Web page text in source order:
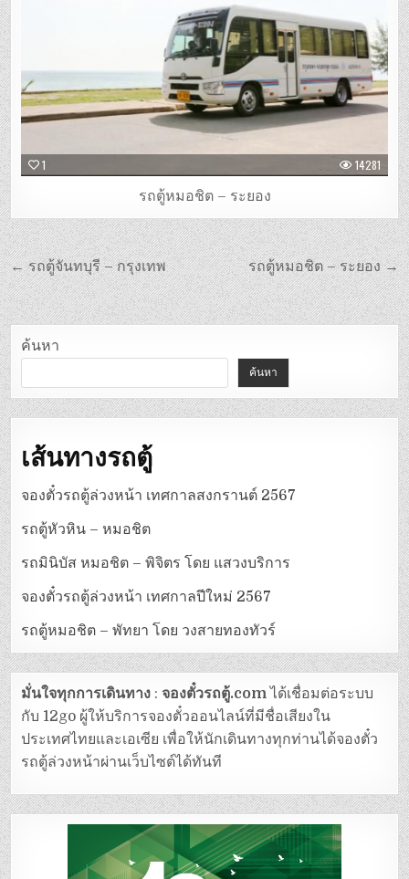
1 14281
รถตู้หมอชิต – ระยอง
แนะแนว
เรื่อง
รถตู้หมอชิต – ระยอง →
← รถตู้จันทบุรี – กรุงเทพ
ค้นหา
ค้นหา
เส้นทางรถตู้
จองตั๋วรถตู้ล่วงหน้า เทศกาลสงกรานต์ 2567
รถตู้หัวหิน – หมอชิต
รถมินิบัส หมอชิต – พิจิตร โดย แสวงบริการ
จองตั๋วรถตู้ล่วงหน้า เทศกาลปีใหม่ 2567
รถตู้หมอชิต – พัทยา โดย วงสายทองทัวร์
มั่นใจทุกการเดินทาง :จองตั๋วรถตู้.comได้เชื่อมต่อระบบ
กับ 12go ผู้ให้บริการจองตั๋วออนไลน์ที่มีชื่อเสียงใน
ประเทศไทยและเอเซีย เพื่อให้นักเดินทางทุกท่านได้จองตั๋ว
รถตู้ล่วงหน้าผ่านเว็บไซต์ได้ทันที